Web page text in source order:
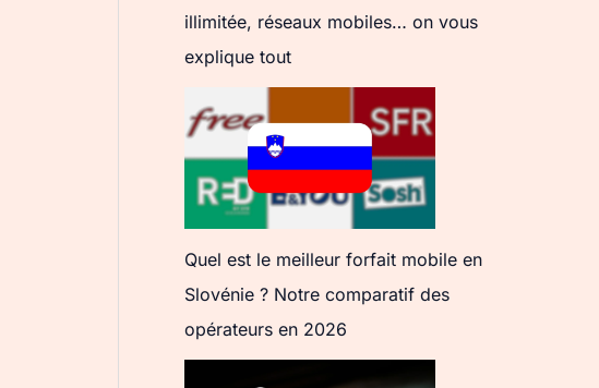
illimitée, réseaux mobiles… on vous
explique tout
Quel est le meilleur forfait mobile en
Slovénie ? Notre comparatif des
opérateurs en 2026